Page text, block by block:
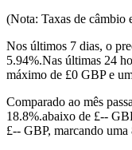
Futuros usando
(Nota: Taxas de câmbio
Nos últimos 7 dias, o
5.94%.Nas últimas 24
máximo de £0 GBP e
Comparado ao mês
18.8%.abaixo de £--
£-- GBP, marcando